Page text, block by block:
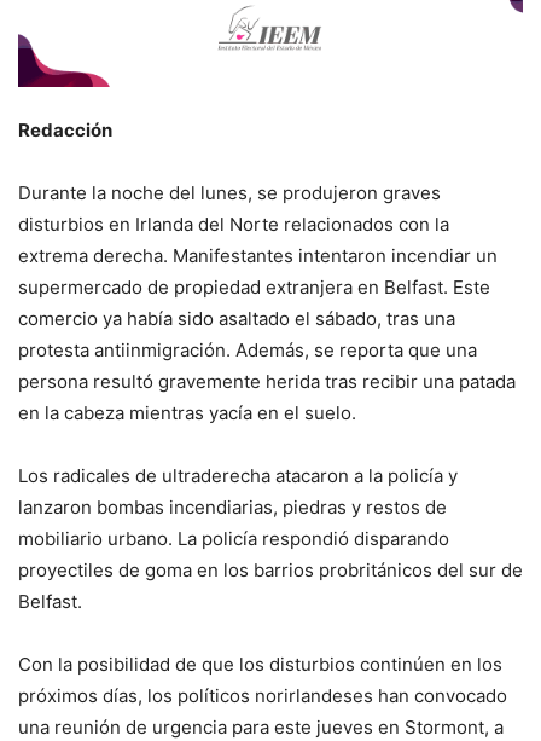
Redacción
Durante la noche del lunes, se produjeron graves
disturbios en Irlanda del Norte relacionados con la
extrema derecha. Manifestantes intentaron incendiar un
supermercado de propiedad extranjera en Belfast. Este
comercio ya había sido asaltado el sábado, tras una
protesta antiinmigración. Además, se reporta que una
persona resultó gravemente herida tras recibir una patada
en la cabeza mientras yacía en el suelo.
Los radicales de ultraderecha atacaron a la policía y
lanzaron bombas incendiarias, piedras y restos de
mobiliario urbano. La policía respondió disparando
proyectiles de goma en los barrios probritánicos del sur de
Belfast.
Con la posibilidad de que los disturbios continúen en los
próximos días, los políticos norirlandeses han convocado
una reunión de urgencia para este jueves en Stormont, a